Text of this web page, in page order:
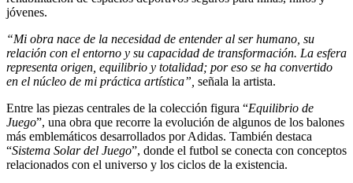
jóvenes.
“Mi obra nace de la necesidad de entender al ser humano, su
relación con el entorno y su capacidad de transformación. La esfera
representa origen, equilibrio y totalidad; por eso se ha convertido
en el núcleo de mi práctica artística”, señala la artista.
Entre las piezas centrales de la colección figura “Equilibrio de
Juego”, una obra que recorre la evolución de algunos de los balones
más emblemáticos desarrollados por Adidas. También destaca
“Sistema Solar del Juego”, donde el futbol se conecta con conceptos
relacionados con el universo y los ciclos de la existencia.